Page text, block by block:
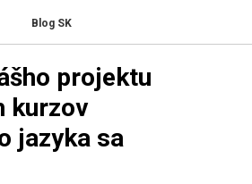
Blog SK
projektu
kurzov
jazyka sa